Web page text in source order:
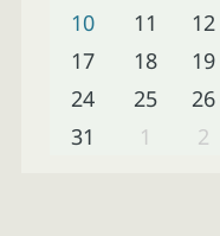
10
11 12
17
18 19
24
25 26
31
1 2